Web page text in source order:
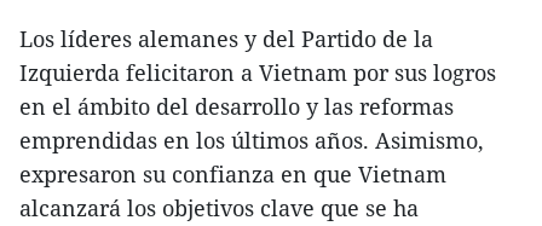
Los líderes alemanes y del Partido de la
Izquierda felicitaron a Vietnam por sus logros
en el ámbito del desarrollo y las reformas
emprendidas en los últimos años. Asimismo,
expresaron su confianza en que Vietnam
alcanzará los objetivos clave que se ha